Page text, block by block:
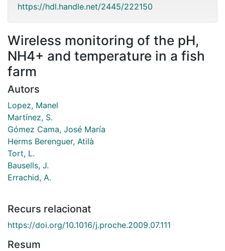
https://hdl.handle.net/2445/222150
Wireless monitoring of the pH,
NH4+ and temperature in a fish
farm
Autors
Lopez, Manel
Martínez, S.
Gómez Cama, José María
Herms Berenguer, Atilà
Tort, L.
Bausells, J.
Errachid, A.
Recurs relacionat
https://doi.org/10.1016/j.proche.2009.07.111
Resum